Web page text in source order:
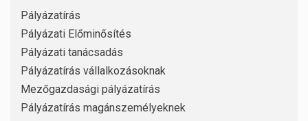
Pályázatírás
Pályázati Előminősítés
Pályázati tanácsadás
Pályázatírás vállalkozásoknak
Mezőgazdasági pályázatírás
Pályázatírás magánszemélyeknek